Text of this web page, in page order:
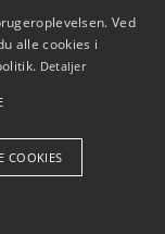
Ved
alle cookies i
Detaljer
COOKIES